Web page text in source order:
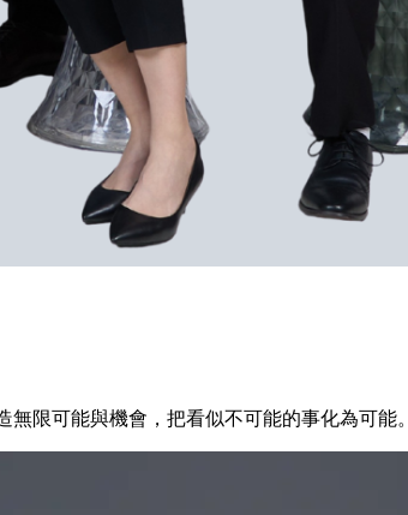
限可能與機會，把看似不可能的事化為可能。